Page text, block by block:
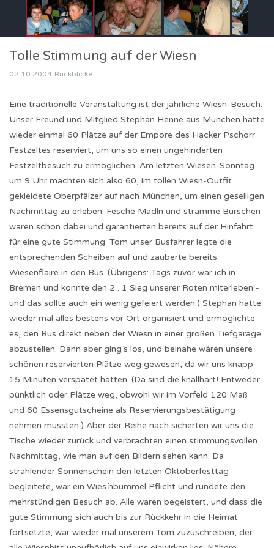
Tolle Stimmung auf der Wiesn
02.10.2004 Rückblicke
Eine traditionelle Veranstaltung ist der jährliche Wiesn-Besuch.
Unser Freund und Mitglied Stephan Henne aus München hatte
wieder einmal 60 Plätze auf der Empore des Hacker Pschorr
Festzeltes reserviert, um uns so einen ungehinderten
Festzeltbesuch zu ermöglichen. Am letzten Wiesen-Sonntag
um 9 Uhr machten sich also 60, im tollen Wiesn-Outfit
gekleidete Oberpfälzer auf nach München, um einen geselligen
Nachmittag zu erleben. Fesche Madln und stramme Burschen
waren schon dabei und garantierten bereits auf der Hinfahrt
für eine gute Stimmung. Tom unser Busfahrer legte die
entsprechenden Scheiben auf und zauberte bereits
Wiesenflaire in den Bus. (Übrigens: Tags zuvor war ich in
Bremen und konnte den 2 . 1 Sieg unserer Roten miterleben -
und das sollte auch ein wenig gefeiert werden.) Stephan hatte
wieder mal alles bestens vor Ort organisiert und ermöglichte
es, den Bus direkt neben der Wiesn in einer großen Tiefgarage
abzustellen. Dann aber ging´s los, und beinahe wären unsere
schönen reservierten Plätze weg gewesen, da wir uns knapp
15 Minuten verspätet hatten. (Da sind die knallhart! Entweder
pünktlich oder Plätze weg, obwohl wir im Vorfeld 120 Maß
und 60 Essensgutscheine als Reservierungsbestätigung
nehmen mussten.) Aber der Reihe nach sicherten wir uns die
Tische wieder zurück und verbrachten einen stimmungsvollen
Nachmittag, wie man auf den Bildern sehen kann. Da
strahlender Sonnenschein den letzten Oktoberfesttag
begleitete, war ein Wies´nbummel Pflicht und rundete den
mehrstündigen Besuch ab. Alle waren begeistert, und dass die
gute Stimmung sich auch bis zur Rückkehr in die Heimat
fortsetzte, war wieder mal unserem Tom zuzuschreiben, der